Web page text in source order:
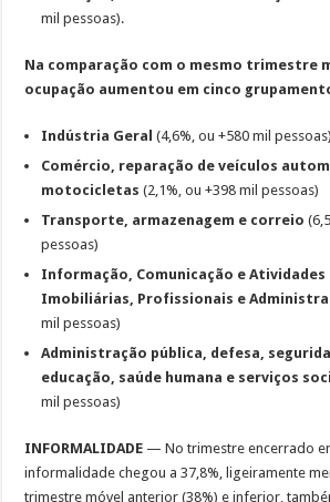
mil pessoas).
Na comparação com o mesmo trimestre
ocupação aumentou em cinco
Indústria Geral (4,6%, ou +580 mil pessoas)
Comércio, reparação de veículos
motocicletas (2,1%, ou +398 mil pessoas)
Transporte, armazenagem e correio
pessoas)
Informação, Comunicação e Atividades
Imobiliárias, Profissionais e
mil pessoas)
Administração pública, defesa,
educação, saúde humana e serviços
mil pessoas)
INFORMALIDADE — No trimestre encerrado
informalidade chegou a 37,8%, ligeiramente
trimestre móvel anterior (38%) e inferior,